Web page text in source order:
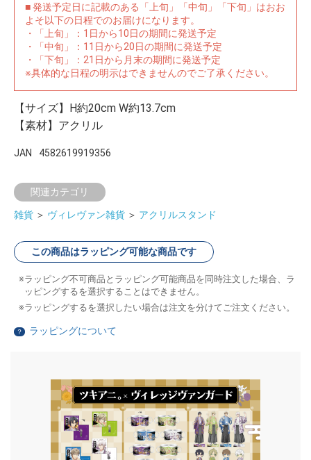
■ 発送予定日に記載のある「上旬」「中旬」「下旬」はおお
よそ以下の日程でのお届けになります。
・「上旬」：1日から10日の期間に発送予定
・「中旬」：11日から20日の期間に発送予定
・「下旬」：21日から月末の期間に発送予定
※具体的な日程の明示はできませんのでご了承ください。
【サイズ】H約20cm W約13.7cm
【素材】アクリル
JAN 4582619919356
関連カテゴリ
雑貨 ＞ ヴィレヴァン雑貨 ＞ アクリルスタンド
この商品はラッピング可能な商品です
ラッピング不可商品とラッピング可能商品を同時注文した場合、ラ
ッピングするを選択することはできません。
ラッピングするを選択したい場合は注文を分けてご注文ください。
？ ラッピングについて